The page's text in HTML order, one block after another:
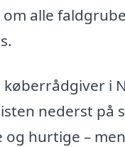
alle
køberrådgiver i
nederst på
hurtige –